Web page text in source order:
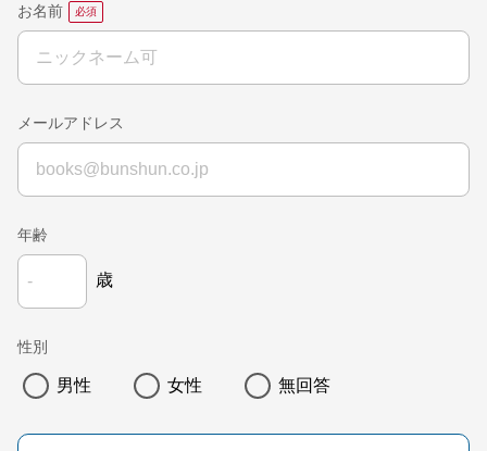
お名前
メールアドレス
年齢
歳
性別
男性 女性 無回答